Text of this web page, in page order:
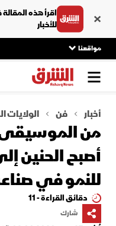
اقرأ هذه
للأخبار
مواقعنا
أخبار فن الولايات
من
أصبح الحنين
للنمو في
دقائق القراءة - 11
شارك